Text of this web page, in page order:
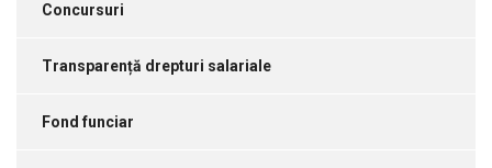
Concursuri
Transparență drepturi salariale
Fond funciar